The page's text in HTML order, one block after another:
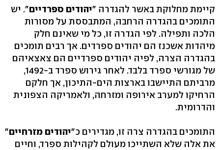
קיימת מחלוקת באשר להגדרה "יהודים ספרדיים". יש
התומכים בהגדרה הרחבה, המתבססת על מסורות
הלכה ותפילה. לפי הגדרה זו, כל מי שאינם חלק
מיהדות אשכנז הם יהודים ספרדים. אך רבים תומכים
בהגדרה הצרה, לפיה יהודים ספרדיים הם צאצאיהם
של מגורשי ספרד בלבד. לאחר גירוש ספרד ב-1492,
מרביתם התיישבו בארצות הים-התיכון, אך חלקם
הרחיקו למערב אירופה ומזרחה, ולאמריקה הצפונית
והדרומית.
התומכים בהגדרה צרה זו, מגדירים כ"יהודים מזרחיים"
את אלה שלא השתייכו מעולם לקהילות ספרד, וחיים